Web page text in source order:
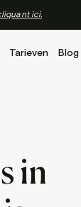
ici.
Tarieven Blog
in